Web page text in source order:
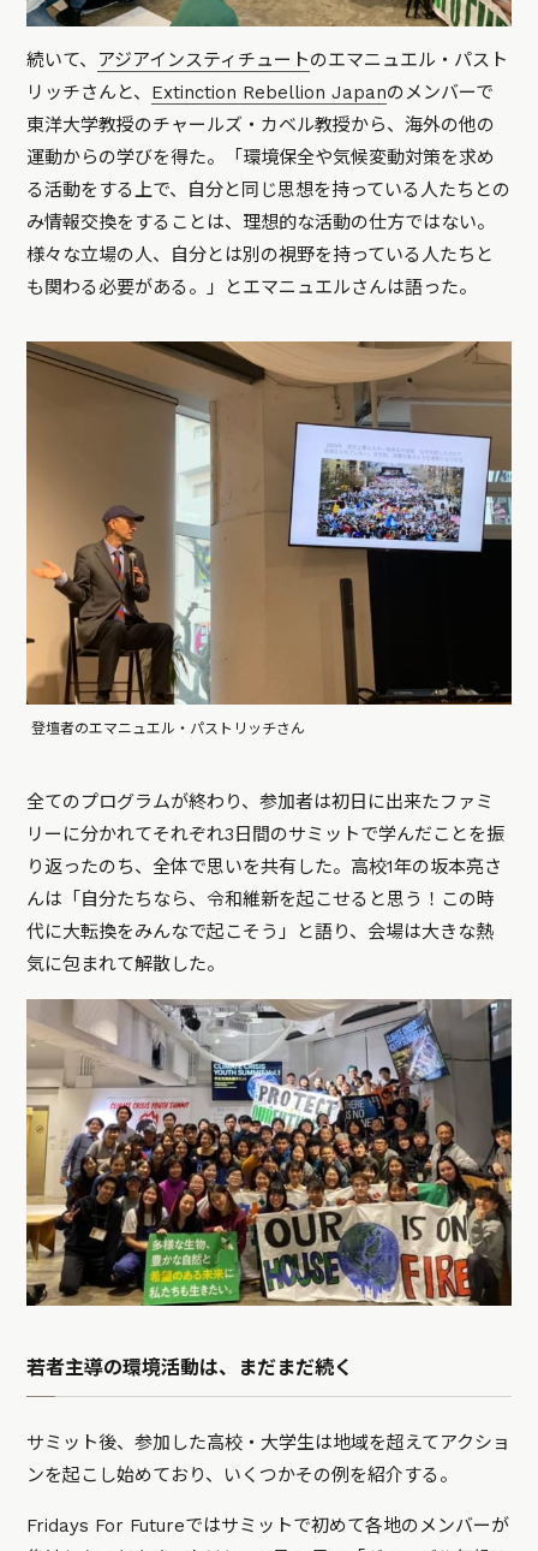
続いて、 アジアインスティチュートのエマニュエル・パスト
リッチさんと、 Extinction Rebellion Japanのメンバーで
東洋大学教授のチャールズ・カベル教授から、海外の他の
運動からの学びを得た。「環境保全や気候変動対策を求め
る活動をする上で、自分と同じ思想を持っている人たちとの
み情報交換をすることは、理想的な活動の仕方ではない。
様々な立場の人、自分とは別の視野を持っている人たちと
も関わる必要がある。」とエマニュエルさんは語った。
登壇者のエマニュエル・パストリッチさん
全てのプログラムが終わり、参加者は初日に出来たファミ
リーに分かれてそれぞれ3日間のサミットで学んだことを振
り返ったのち、全体で思いを共有した。高校1年の坂本亮さ
んは「自分たちなら、令和維新を起こせると思う！この時
代に大転換をみんなで起こそう」と語り、会場は大きな熱
気に包まれて解散した。
若者主導の環境活動は、まだまだ続く
サミット後、参加した高校・大学生は地域を超えてアクショ
ンを起こし始めており、いくつかその例を紹介する。
Fridays For Futureではサミットで初めて各地のメンバーが